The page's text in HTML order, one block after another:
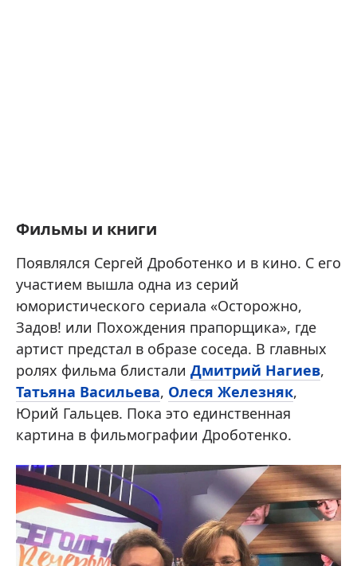
Фильмы и книги
Появлялся Сергей Дроботенко и в кино. С его
участием вышла одна из серий
юмористического сериала «Осторожно,
Задов! или Похождения прапорщика», где
артист предстал в образе соседа. В главных
ролях фильма блистали Дмитрий Нагиев,
Татьяна Васильева, Олеся Железняк,
Юрий Гальцев. Пока это единственная
картина в фильмографии Дроботенко.